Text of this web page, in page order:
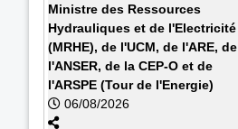
Ministre des Ressources
Hydrauliques et de l'Electricité
(MRHE), de l'UCM, de l'ARE, de
l'ANSER, de la CEP-O et de
l'ARSPE (Tour de l'Energie)
06/08/2026